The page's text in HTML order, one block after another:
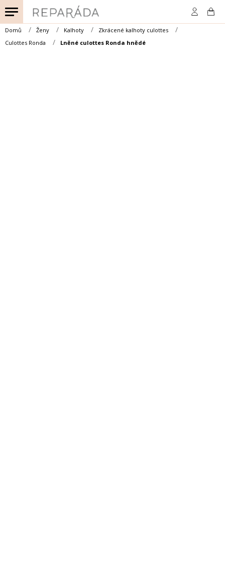
na
obsah
Domů Ženy Kalhoty
Zkrácené kalhoty culottes
Culottes Ronda
Lněné culottes Ronda hnědé